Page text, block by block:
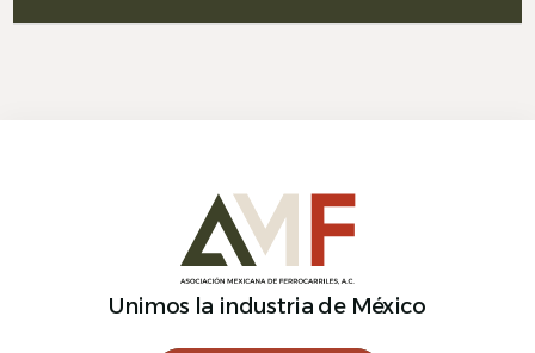
Unimos la industria de México